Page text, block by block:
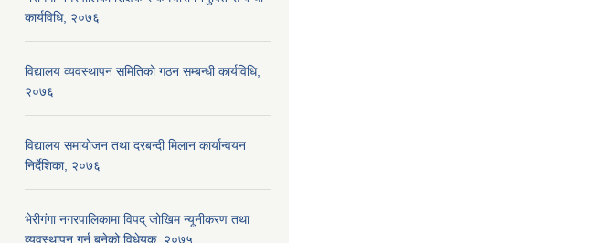
कार्यविधि, २०७६
विद्यालय व्यवस्थापन समितिको गठन सम्बन्धी कार्यविधि,
२०७६
विद्यालय समायोजन तथा दरबन्दी मिलान कार्यान्वयन
निर्देशिका, २०७६
भेरीगंगा नगरपालिकामा विपद् जोखिम न्यूनीकरण तथा
व्यवस्थापन गर्न बनेको विधेयक, २०७५